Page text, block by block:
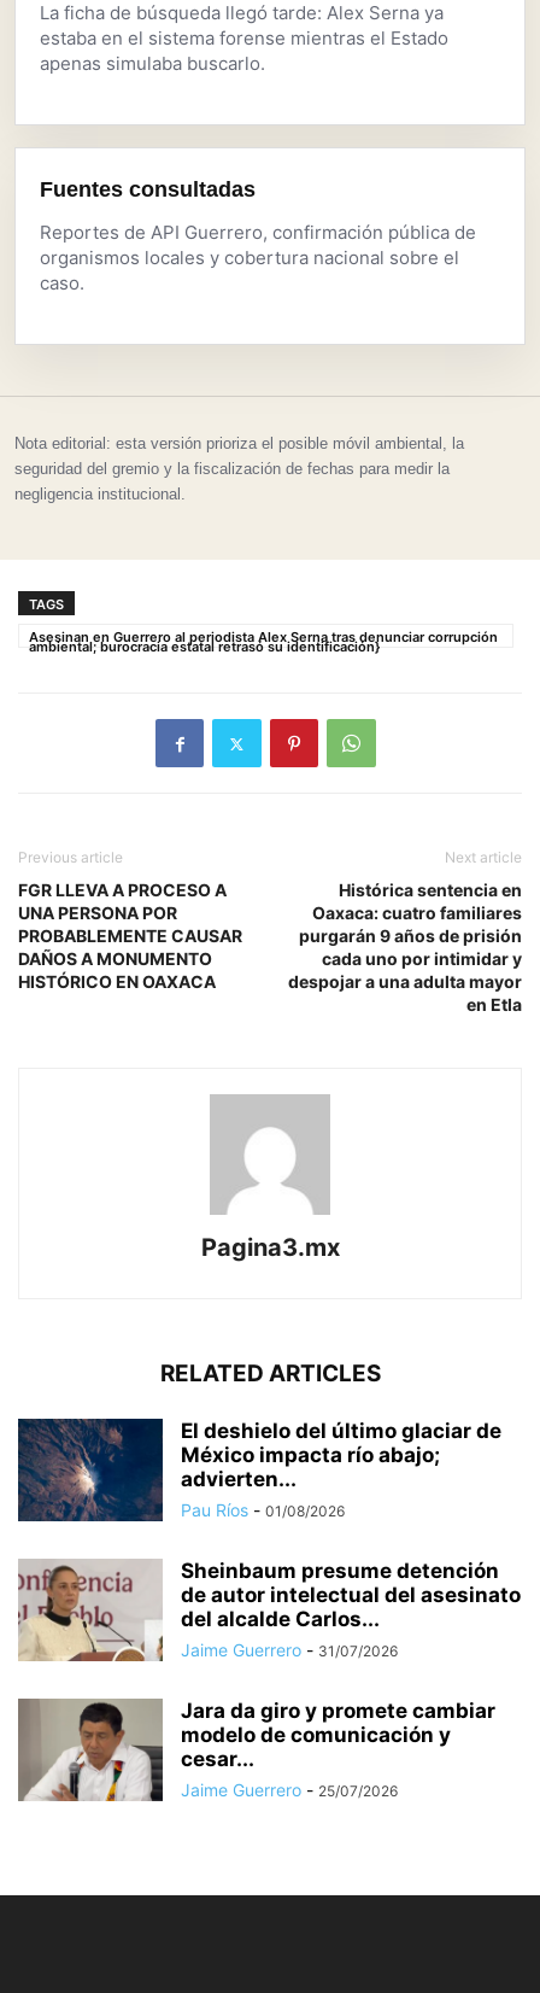
La ficha de búsqueda llegó tarde: Alex Serna ya
estaba en el sistema forense mientras el Estado
apenas simulaba buscarlo.
Fuentes consultadas
Reportes de API Guerrero, confirmación pública de
organismos locales y cobertura nacional sobre el
caso.
Nota editorial: esta versión prioriza el posible móvil ambiental, la
seguridad del gremio y la fiscalización de fechas para medir la
negligencia institucional.
TAGS
Asesinan en Guerrero al periodista Alex Serna tras denunciar corrupción
ambiental; burocracia estatal retrasó su identificación}
Previous article
FGR LLEVA A PROCESO A
UNA PERSONA POR
PROBABLEMENTE CAUSAR
DAÑOS A MONUMENTO
HISTÓRICO EN OAXACA
Next article
Histórica sentencia en
Oaxaca: cuatro familiares
purgarán 9 años de prisión
cada uno por intimidar y
despojar a una adulta mayor
en Etla
Pagina3.mx
RELATED ARTICLES
El deshielo del último glaciar de
México impacta río abajo;
advierten...
Pau Ríos - 01/08/2026
Sheinbaum presume detención
de autor intelectual del asesinato
del alcalde Carlos...
Jaime Guerrero - 31/07/2026
Jara da giro y promete cambiar
modelo de comunicación y
cesar...
Jaime Guerrero - 25/07/2026